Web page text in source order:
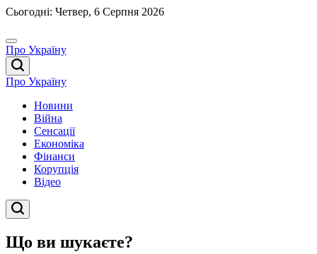
Перейти
вмісту
Сьогодні: Четвер, 6 Серпня 2026
Про Україну
Про Україну
Новини
Війна
Сенсації
Економіка
Фінанси
Корупція
Відео
Що ви шукаєте?